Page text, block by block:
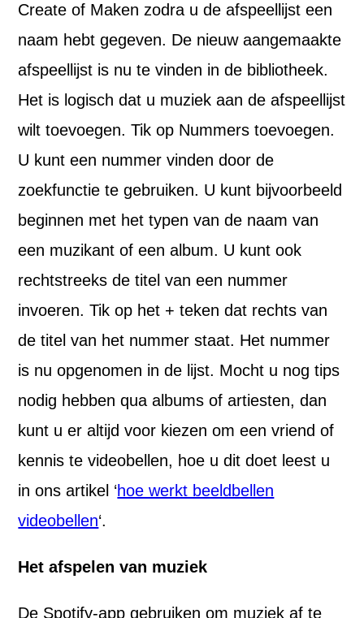
Create of Maken zodra u de afspeellijst een
naam hebt gegeven. De nieuw aangemaakte
afspeellijst is nu te vinden in de bibliotheek.
Het is logisch dat u muziek aan de afspeellijst
wilt toevoegen. Tik op Nummers toevoegen.
U kunt een nummer vinden door de
zoekfunctie te gebruiken. U kunt bijvoorbeeld
beginnen met het typen van de naam van
een muzikant of een album. U kunt ook
rechtstreeks de titel van een nummer
invoeren. Tik op het + teken dat rechts van
de titel van het nummer staat. Het nummer
is nu opgenomen in de lijst. Mocht u nog tips
nodig hebben qua albums of artiesten, dan
kunt u er altijd voor kiezen om een vriend of
kennis te videobellen, hoe u dit doet leest u
in ons artikel ‘hoe werkt beeldbellen
videobellen‘.
Het afspelen van muziek
De Spotify-app gebruiken om muziek af te